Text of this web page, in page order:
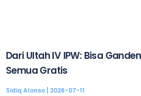
Dari Ultah IV IPW: Bisa
Semua Gratis
Sidiq Alonso 2026-07-11